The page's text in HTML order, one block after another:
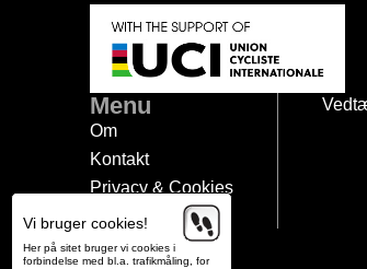
Menu
Om
Kontakt
Privacy & Cookies
English
Vi bruger cookies!
Her på sitet bruger vi cookies i
forbindelse med bl.a. trafikmåling, for